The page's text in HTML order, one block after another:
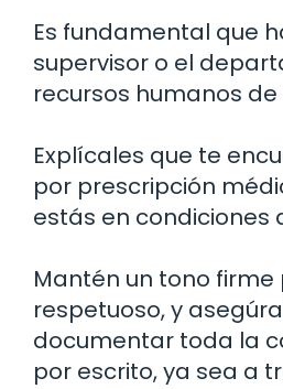
Es fundamental que
supervisor o el
recursos humanos
Explícales que te
por prescripción
estás en condiciones
Mantén un tono firme
respetuoso, y
documentar toda la
por escrito, ya sea a